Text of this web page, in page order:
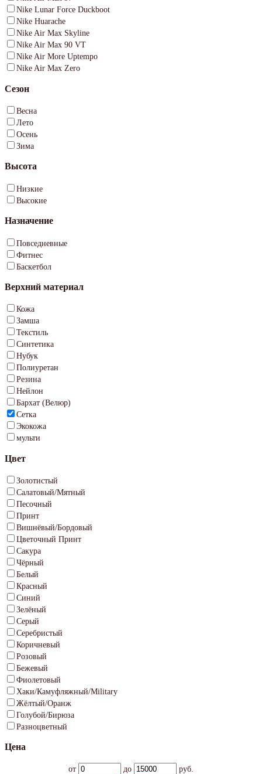
Nike Lunar Force Duckboot
Nike Huarache
Nike Air Max Skyline
Nike Air Max 90 VT
Nike Air More Uptempo
Nike Air Max Zero
Сезон
Весна
Лето
Осень
Зима
Высота
Низкие
Высокие
Назначение
Повседневные
Фитнес
Баскетбол
Верхний материал
Кожа
Замша
Текстиль
Синтетика
Нубук
Полиуретан
Резина
Нейлон
Бархат (Велюр)
Сетка
Экокожа
мульти
Цвет
Золотистый
Салатовый/Мятный
Песочный
Принт
Вишнёвый/Бордовый
Цветочный Принт
Сакура
Чёрный
Белый
Красный
Синий
Зелёный
Серый
Серебристый
Коричневый
Розовый
Бежевый
Фиолетовый
Хаки/Камуфляжный/Military
Жёлтый/Оранж
Голубой/Бирюза
Разноцветный
Цена
от до
руб.